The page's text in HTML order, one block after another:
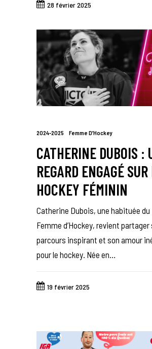
28 février 2025
2024-2025 Femme D’Hockey
CATHERINE DUBOIS :
REGARD ENGAGÉ
HOCKEY FÉMININ
Catherine Dubois, une habituée du
Femme d’Hockey, revient partager
parcours inspirant et son amour
pour le hockey. Née en…
19 février 2025